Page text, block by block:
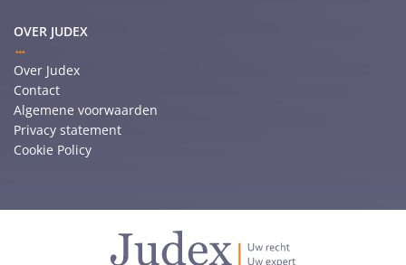
OVER JUDEX
Over Judex
Contact
Algemene voorwaarden
Privacy statement
Cookie Policy